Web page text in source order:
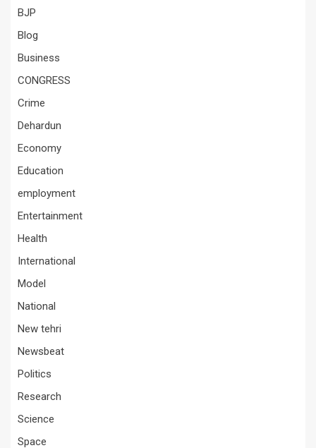
BJP
Blog
Business
CONGRESS
Crime
Dehardun
Economy
Education
employment
Entertainment
Health
International
Model
National
New tehri
Newsbeat
Politics
Research
Science
Space